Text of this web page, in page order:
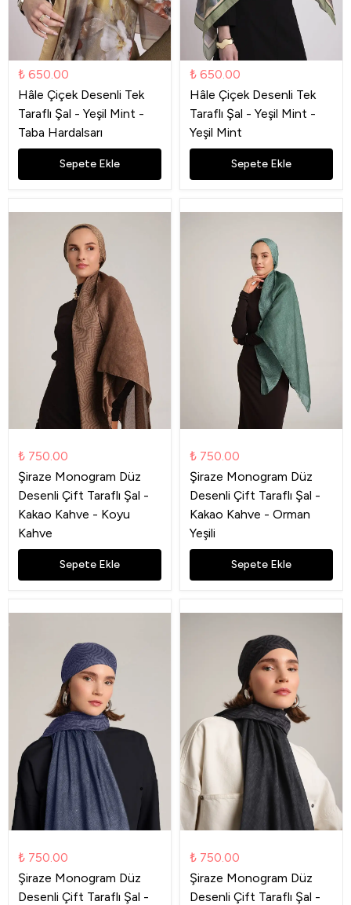
₺ 650.00
Hâle Çiçek Desenli Tek
Taraflı Şal - Yeşil Mint -
Taba Hardalsarı
Sepete Ekle
₺ 650.00
Hâle Çiçek Desenli Tek
Taraflı Şal - Yeşil Mint -
Yeşil Mint
Sepete Ekle
₺ 750.00
Şiraze Monogram Düz
Desenli Çift Taraflı Şal -
Kakao Kahve - Koyu
Kahve
Sepete Ekle
₺ 750.00
Şiraze Monogram Düz
Desenli Çift Taraflı Şal -
Kakao Kahve - Orman
Yeşili
Sepete Ekle
₺ 750.00
Şiraze Monogram Düz
Desenli Çift Taraflı Şal -
₺ 750.00
Şiraze Monogram Düz
Desenli Çift Taraflı Şal -